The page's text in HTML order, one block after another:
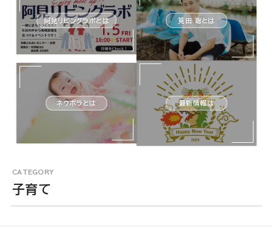
阿見リビングラボとは 筧田 聡とは
ネウボラとは 最新情報は
子育て